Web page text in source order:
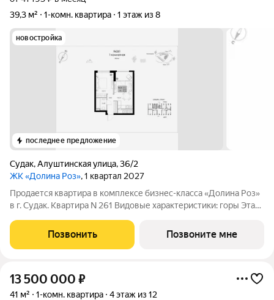
39,3 м²
1-комн. квартира 1 этаж из 8
новостройка
последнее предложение
Судак,Алуштинская улица,36/2
ЖК «Долина Роз», 1 квартал 2027
Продается квартира в комплексе бизнес-класса «Долина Роз»
в г. Судак. Квартира N 261 Видовые характеристики: горы Этаж:
Долина Роз - один из самых живописных проектов Крыма в
окружении
Позвонить Позвоните мне
13 500 000 ₽
41 м² 1-комн. квартира 4 этаж из 12